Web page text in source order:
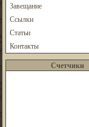
Завещание
Ссылки
Статьи
Контакты
Счетчики